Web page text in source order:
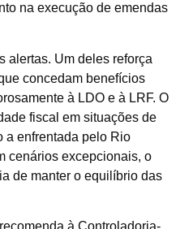
na execução de emendas
alertas. Um deles reforça
concedam benefícios
à LDO e à LRF. O
fiscal em situações de
a enfrentada pelo Rio
cenários excepcionais, o
de manter o equilíbrio das
à Controladoria-